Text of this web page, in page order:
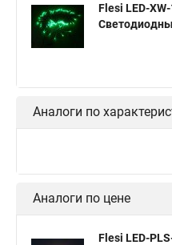
Flesi LED-
Аналоги по
Аналоги по цене
Flesi LED-